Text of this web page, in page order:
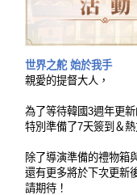
世界之舵 始於我手
親愛的提督大人，
為了等待韓國3週年更新
特別準備了7天簽到＆熱
除了導演準備的禮物箱
還有更多將於下次更新
請期待！